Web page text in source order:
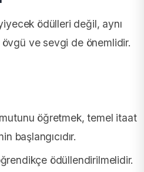
ödülleri değil, aynı
ve sevgi de önemlidir.
öğretmek, temel itaat
başlangıcıdır.
ödüllendirilmelidir.